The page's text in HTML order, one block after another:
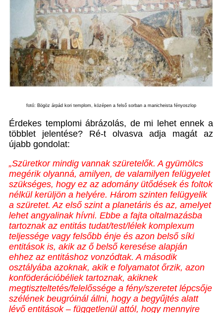
fotó: Bögöz árpád kori templom, középen a felső sorban a manicheista fényoszlop
Érdekes templomi ábrázolás, de mi lehet ennek a
többlet jelentése? Ré-t olvasva adja magát az
újabb gondolat:
„Szüretkor mindig vannak szüretelők. A gyümölcs
megérik olyanná, amilyen, de valamilyen felügyelet
szükséges, hogy ez az adomány ütődések és foltok
nélkül kerüljön a helyére. Három szinten felügyelik
a szüretet. Az első szint a planetáris és az, amelyet
lehet angyalinak hívni. Ebbe a fajta oltalmazásba
tartoznak az entitás tudat/test/lélek komplexum
teljessége vagy felsőbb énje és azon belső síki
entitások is, akik az ő belső keresése alapján
ehhez az entitáshoz vonzódtak. A második
osztályába azoknak, akik e folyamatot őrzik, azon
konföderációbéliek tartoznak, akiknek
megtiszteltetés/felelőssége a fény/szeretet lépcsője
szélének beugróinál állni, hogy a begyűjtés alatt
lévő entitások – függetlenül attól, hogy mennyire